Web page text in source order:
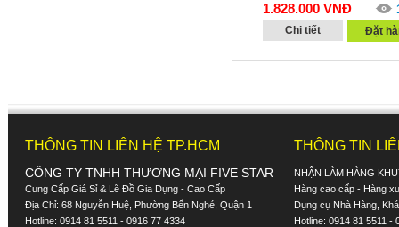
1.828.000 VNĐ
Chi tiết Đặt
THÔNG TIN LIÊN HỆ TP.HCM
CÔNG TY TNHH THƯƠNG MẠI FIVE STAR
Cung Cấp Giá Sỉ & Lẽ Đồ Gia Dụng - Cao Cấp
Địa Chỉ: 68 Nguyễn Huệ, Phường Bến Nghé, Quận 1
Hotline: 0914 81 5511 - 0916 77 4334
THÔNG TIN
NHẬN LÀM HÀNG
Hàng cao cấp - Hàng
Dụng cụ Nhà Hàng,
Hotline: 0914 81 5511 -